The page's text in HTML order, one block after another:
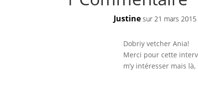
Justine sur 21 mars
Dobriy vetcher Ania!
Merci pour cette
m’y intéresser mais